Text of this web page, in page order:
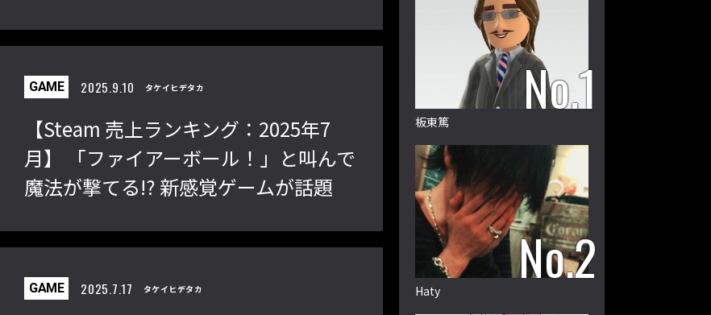
GAME 2025.9.10 タケイヒデタカ
【Steam 売上ランキング：2025年7
月】 「ファイアーボール！」と叫んで
魔法が撃てる!? 新感覚ゲームが話題
GAME 2025.7.17 タケイヒデタカ
板東篤
Haty